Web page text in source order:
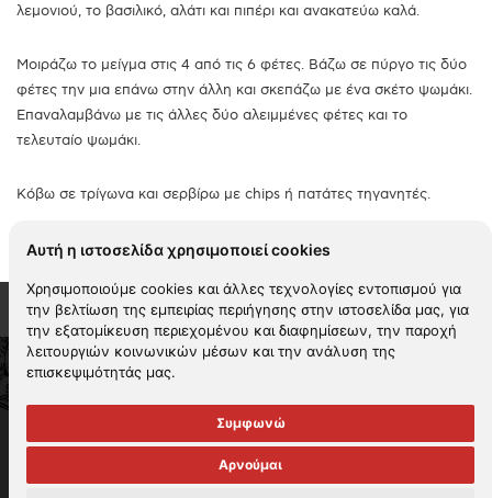
Αυτή η ιστοσελίδα χρησιμοποιεί cookies
Χρησιμοποιούμε cookies και άλλες τεχνολογίες εντοπισμού για
την βελτίωση της εμπειρίας περιήγησης στην ιστοσελίδα μας, για
την εξατομίκευση περιεχομένου και διαφημίσεων, την παροχή
λειτουργιών κοινωνικών μέσων και την ανάλυση της
επισκεψιμότητάς μας.
Συμφωνώ
Αρνούμαι
λεμονιού, το βασιλικό, αλάτι και πιπέρι και ανακατεύω καλά.
Μοιράζω το μείγμα στις 4 από τις 6 φέτες. Βάζω σε πύργο τις δύο
φέτες την μια επάνω στην άλλη και σκεπάζω με ένα σκέτο ψωμάκι.
Επαναλαμβάνω με τις άλλες δύο αλειμμένες φέτες και το
τελευταίο ψωμάκι.
Κόβω σε τρίγωνα και σερβίρω με chips ή πατάτες τηγανητές.
2026 KYKNOS. All rights reserved -
απορρήτου-Πολιτική cookies-Περιβαλλοντική πολιτική
Πολιτική εταιρικής ηθικής
παρενόχλησης & Διαχείρισης καταγγελιών
ασφάλειας στην εργασία